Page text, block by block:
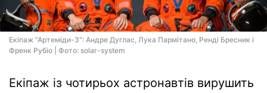
Екіпаж "Артеміди-3": Андре Дуглас, Лука Пармітано, Ренді Бресник і
Френк Рубіо | Фото: solar-system
Екіпаж із чотирьох астронавтів вирушить